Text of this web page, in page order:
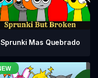
Sprunki Mas Quebrado